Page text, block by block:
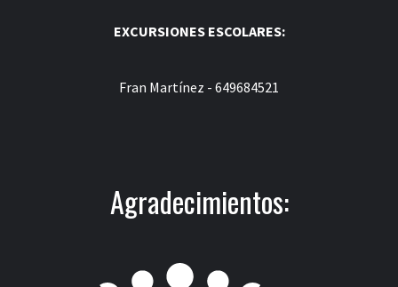
EXCURSIONES ESCOLARES:
Fran Martínez - 649684521
Agradecimientos: